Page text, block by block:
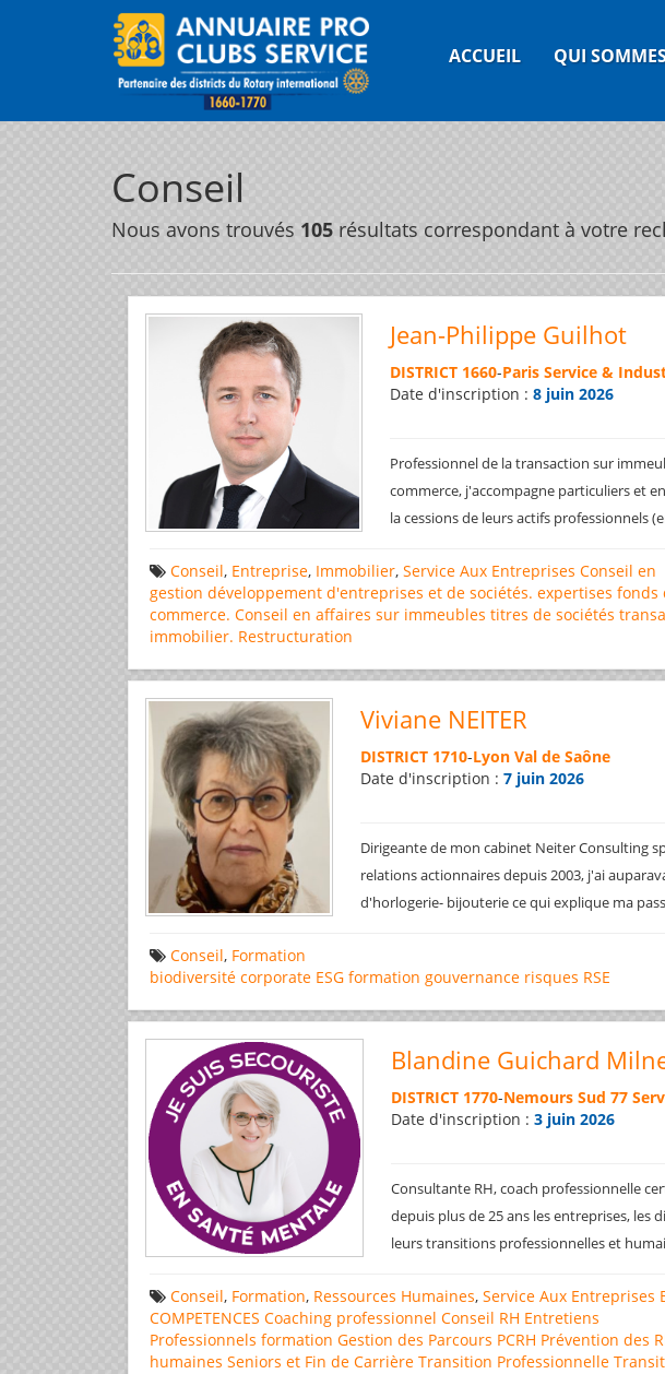
ACCUEIL QUI
Conseil
Nous avons trouvés 105 résultats correspondant à votre
Jean-Philippe Guilhot
DISTRICT 1660-Paris Service &
Date d'inscription : 8 juin 2026
Professionnel de la transaction sur
commerce, j'accompagne particuliers et
la cessions de leurs actifs professionnels
Conseil, Entreprise, Immobilier, Service Aux Entreprises Conseil en
gestion développement d'entreprises et de sociétés. expertises fonds
commerce. Conseil en affaires sur immeubles titres de sociétés
immobilier. Restructuration
Viviane NEITER
DISTRICT 1710-Lyon Val de Saône
Date d'inscription :7 juin 2026
Dirigeante de mon cabinet Neiter Consulting
relations actionnaires depuis 2003, j'ai
d'horlogerie- bijouterie ce qui explique ma
Conseil, Formation
biodiversité corporate ESG formation gouvernance risques RSE
Blandine Guichard
DISTRICT 1770-Nemours Sud 77
Date d'inscription : 3 juin 2026
Consultante RH, coach professionnelle
depuis plus de 25 ans les entreprises, les
leurs transitions professionnelles et
Conseil, Formation, Ressources Humaines, Service Aux Entreprises
COMPETENCES Coaching professionnel Conseil RH Entretiens
Professionnels formation Gestion des Parcours PCRH Prévention des
humaines Seniors et Fin de Carrière Transition Professionnelle